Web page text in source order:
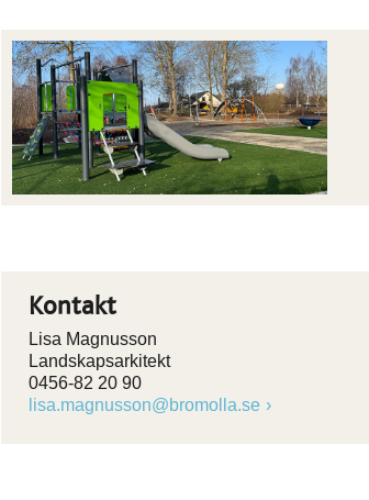
Kontakt
Lisa Magnusson
Landskapsarkitekt
0456-82 20 90
lisa.magnusson@bromolla.se